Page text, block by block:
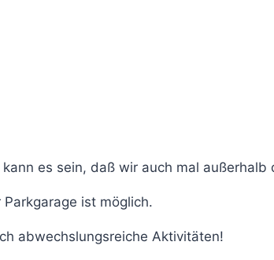
es sein, daß wir auch mal
ist möglich.
abwechslungsreiche Aktivitäten!